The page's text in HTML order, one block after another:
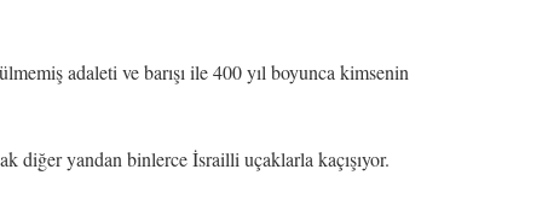
adaleti ve barışı ile 400 yıl boyunca kimsenin
diğer yandan binlerce İsrailli uçaklarla kaçışıyor.